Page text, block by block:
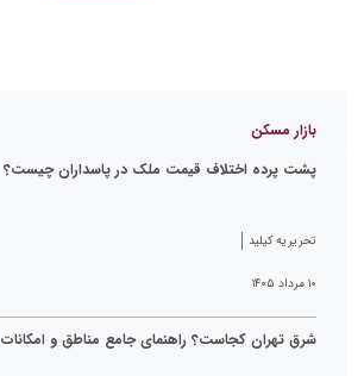
بازار مسکن
پشت پرده اختلاف قیمت ملک در پاسداران چیست؟
تحریریه کیلید
۱۰ مرداد ۱۴۰۵
شرق تهران کجاست؟ راهنمای جامع مناطق و امکانات